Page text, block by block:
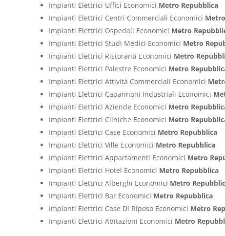
Impianti Elettrici Uffici Economici Metro Repubblica
Impianti Elettrici Centri Commerciali Economici
Impianti Elettrici Ospedali Economici Metro
Impianti Elettrici Studi Medici Economici Metro
Impianti Elettrici Ristoranti Economici Metro
Impianti Elettrici Palestre Economici Metro
Impianti Elettrici Attività Commerciali Economici
Impianti Elettrici Capannoni Industriali Economici
Impianti Elettrici Aziende Economici Metro
Impianti Elettrici Cliniche Economici Metro
Impianti Elettrici Case Economici Metro Repubblica
Impianti Elettrici Ville Economici Metro Repubblica
Impianti Elettrici Appartamenti Economici Metro
Impianti Elettrici Hotel Economici Metro Repubblica
Impianti Elettrici Alberghi Economici Metro
Impianti Elettrici Bar Economici Metro Repubblica
Impianti Elettrici Case Di Riposo Economici Metro
Impianti Elettrici Abitazioni Economici Metro